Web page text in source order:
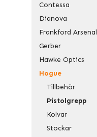
Contessa
Dianova
Frankford Arsenal
Gerber
Hawke Optics
Hogue
Tillbehör
Pistolgrepp
Kolvar
Stockar